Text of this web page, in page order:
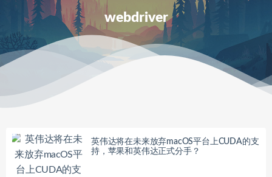
webdriver
英伟达将在未来放弃macOS平台上CUDA的支
持，苹果和英伟达正式分手？